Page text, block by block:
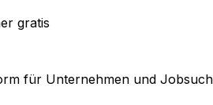
gratis
für Unternehmen und